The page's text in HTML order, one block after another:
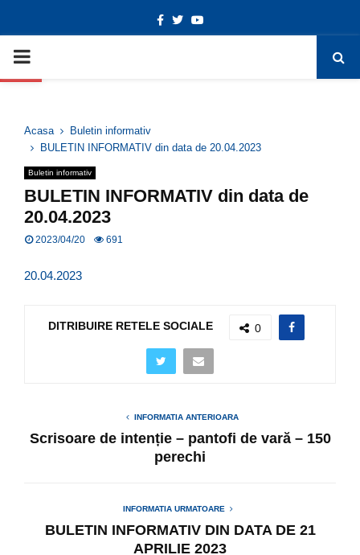
Deschide bara de unelte
Facebook
TwitterYoutube
PRIMARY
Acasa
Buletin informativ
BULETIN INFORMATIV din data de 20.04.2023
Buletin informativ
BULETIN INFORMATIV din data de
20.04.2023
2023/04/20 691
20.04.2023
DITRIBUIRE RETELE SOCIALE 0
INFORMATIA ANTERIOARA
Scrisoare de intenție – pantofi de vară – 150
perechi
INFORMATIA URMATOARE
BULETIN INFORMATIV DIN DATA DE 21
APRILIE 2023